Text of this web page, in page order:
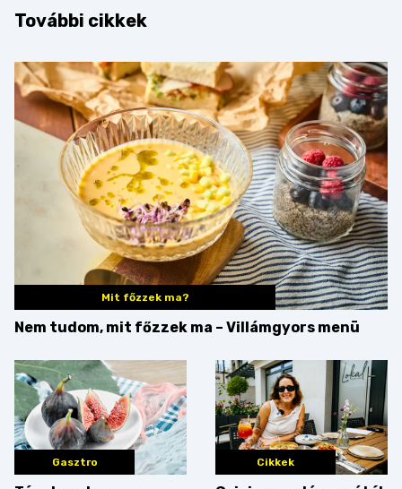
További cikkek
Mit főzzek ma?
Nem tudom, mit főzzek ma – Villámgyors menü
Gasztro Cikkek